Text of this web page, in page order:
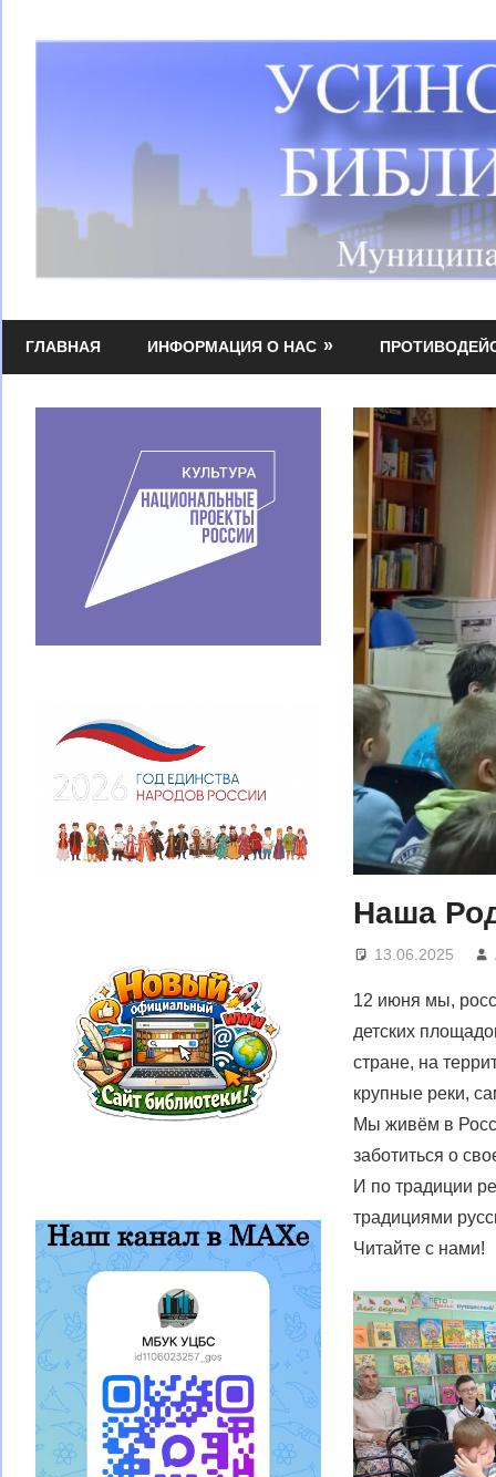
МБУК
УЦБС
библиотечная
ГЛАВНАЯ ИНФОРМАЦИЯ О НАС
Наша
13.06.2025
12 июня мы,
детских
стране, на
крупные реки,
Мы живём в
заботиться о
И по традиции
традициями
Читайте с нами!